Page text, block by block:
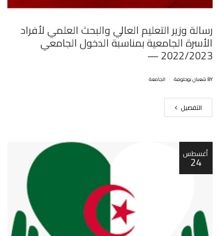
رسالة وزير التعليم العالي والبحث العلمي لأفراد
الأسرة الجامعية بمناسبة الدخول الجامعي
2022/2023 —
BY شعبان بوحلوفة الجامعة
التفصيل
أغسطس
24